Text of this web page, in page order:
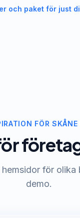
och paket för just
FÖR SKÅNE
för
demo.